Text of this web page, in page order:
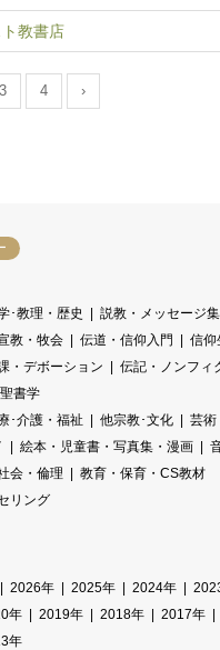
教書店
3 4 ›
･教理・歴史
説教・メッセージ集
教・牧会
伝道・信仰入門
信仰
・デボーション
伝記・ノンフィ
聖書学
･介護・福祉 他宗教･文化
芸術
絵本・児童書・写真集・漫画
会・倫理
教育・保育・CS教材
リング
2026年 2025年 2024年
年 2019年 2018年 2017年
年